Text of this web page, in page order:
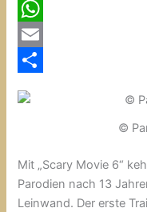
a
c
e
k
X
W
h
A
p
E
ll
e
©
Mit „Scary Movie 6“
Parodien nach 13
Leinwand. Der erste